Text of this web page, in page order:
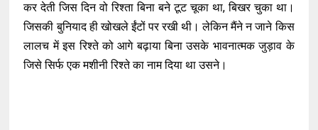
कर देती जिस दिन वो रिश्ता बिना बने टूट चूका था, बिखर चुका था।
जिसकी बुनियाद ही खोखले ईंटों पर रखी थी। लेकिन मैंने न जाने किस
लालच में इस रिश्ते को आगे बढ़ाया बिना उसके भावनात्मक जुड़ाव के
जिसे सिर्फ एक मशीनी रिश्ते का नाम दिया था उसने।